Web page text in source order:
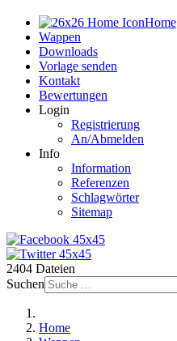
Home
Wappen
Downloads
Vorlage senden
Kontakt
Bewertungen
Login
Registrierung
An/Abmelden
Info
Information
Referenzen
Schlagwörter
Sitemap
2404 Dateien
Suchen
Home